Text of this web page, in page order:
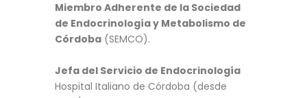
Miembro Adherente de la Sociedad
de Endocrinología y Metabolismo de
Córdoba (SEMCO).
Jefa del Servicio de Endocrinología
Hospital Italiano de Córdoba (desde